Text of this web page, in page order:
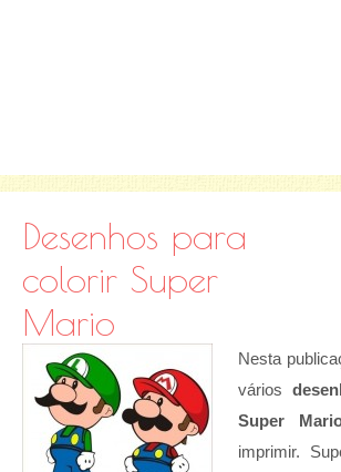
Desenhos para
colorir Super
Mario
Nesta
vários
Super
imprimir.